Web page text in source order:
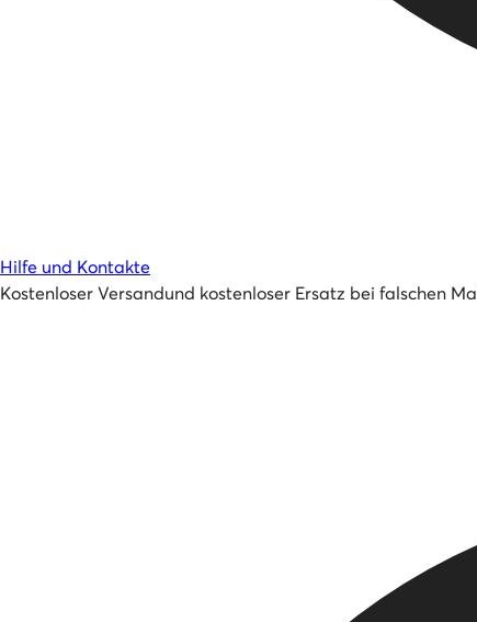
Hilfe und Kontakte
Kostenloser Versandund kostenloser Ersatz bei falschen